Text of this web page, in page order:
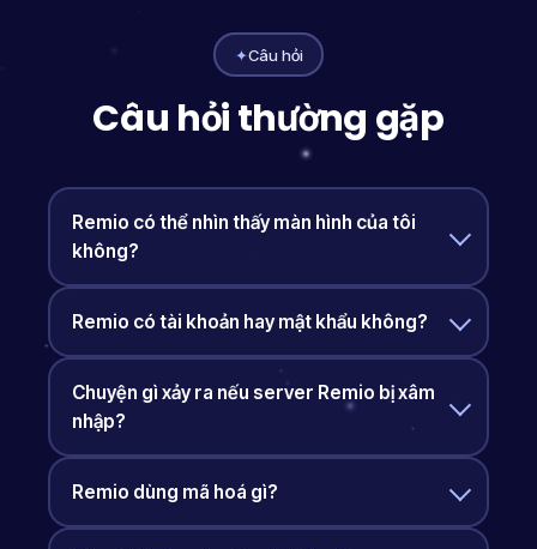
✦Câu hỏi
Câu hỏi thường gặp
Remio có thể nhìn thấy màn hình của tôi
không?
Remio có tài khoản hay mật khẩu không?
Chuyện gì xảy ra nếu server Remio bị xâm
nhập?
Remio dùng mã hoá gì?